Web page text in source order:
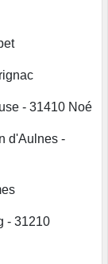
- 31410 Noé
d'Aulnes -
- 31210